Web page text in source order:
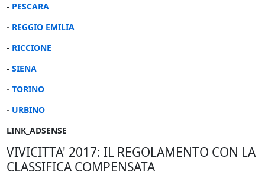
- PESCARA
- REGGIO EMILIA
- RICCIONE
- SIENA
- TORINO
- URBINO
LINK_ADSENSE
VIVICITTA' 2017: IL REGOLAMENTO CON LA
CLASSIFICA COMPENSATA